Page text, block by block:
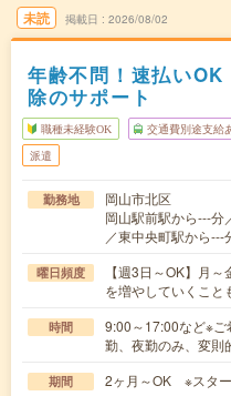
未読 掲載日 2026/08/02
年齢不問！速払い
除のサポート
職種未経験OK 交通費別途支給
派遣
勤務地
岡山市北区
岡山駅前駅から---分
／東中央町駅から
曜日頻度
【週3日～OK】月
を増やしていくこと
時間
9:00～17:00など※ご
勤、夜勤のみ、変
期間 2ヶ月～OK ※スター